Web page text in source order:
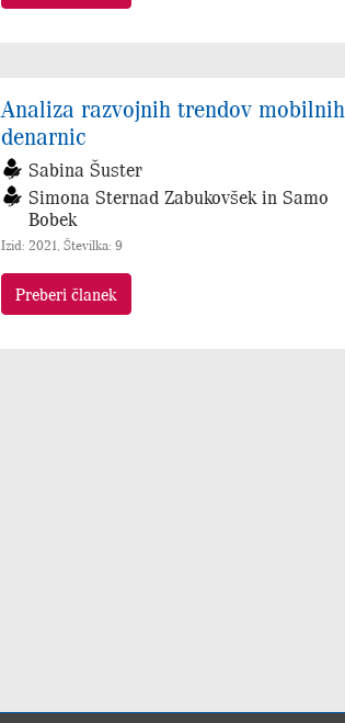
Analiza razvojnih trendov mobilnih
denarnic
Sabina Šuster
Simona Sternad Zabukovšek in Samo
Bobek
Izid: 2021, Številka: 9
Preberi članek